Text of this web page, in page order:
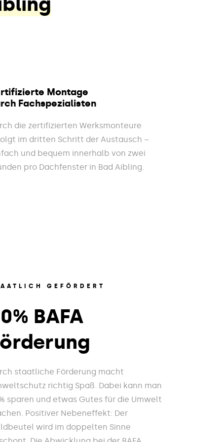
Montage
Fachspezialisten
die zertifizierten Werksmonteure
im dritten Schritt der Austausch –
und bequem innerhalb von zwei
pro Dachfenster in Bad Aibling.
GEFÖRDERT
BAFA
staatliche Förderung macht
richtig Spaß. Dabei kann man
sparen und etwas Gutes für die Umwelt
Positiver Nebeneffekt: Der
wird im doppelten Sinne